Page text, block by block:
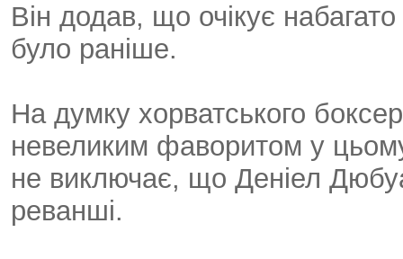
Він додав, що очікує
було раніше.
На думку хорватського
невеликим фаворитом у
не виключає, що Деніел
реванші.